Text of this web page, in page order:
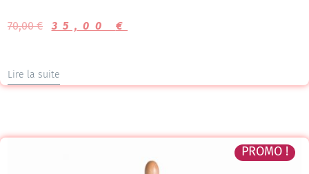
sur 5
70,00€ 35,00 €
Lire la suite
PROMO !